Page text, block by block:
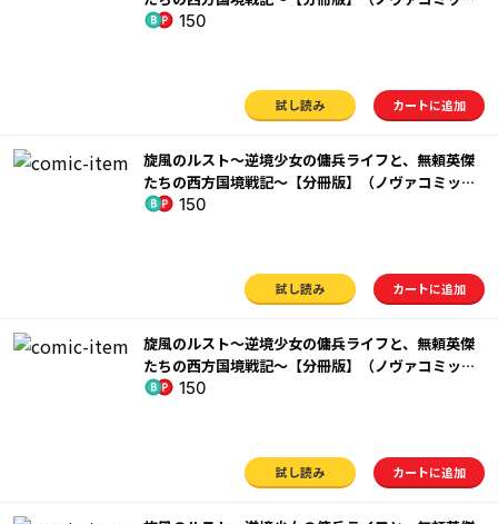
ス）７150
試し読み カートに追加
旋風のルスト～逆境少女の傭兵ライフと、無頼英傑
たちの西方国境戦記～【分冊版】（ノヴァコミック
ス）８150
試し読み カートに追加
旋風のルスト～逆境少女の傭兵ライフと、無頼英傑
たちの西方国境戦記～【分冊版】（ノヴァコミック
ス）９150
試し読み カートに追加